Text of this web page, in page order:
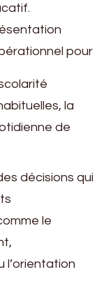
pour
la
de
décisions qui
le
l’orientation